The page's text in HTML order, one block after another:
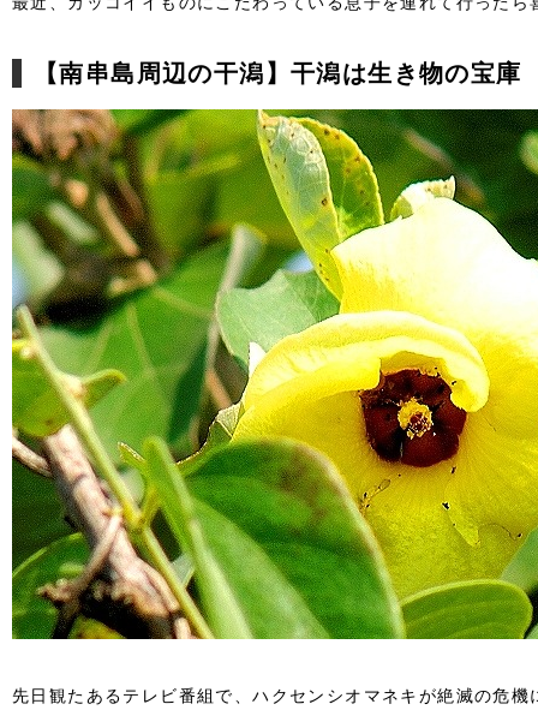
【南串島周辺の干潟】干潟は生き物の宝庫
先日観たあるテレビ番組で、ハクセンシオマネキが絶滅の危